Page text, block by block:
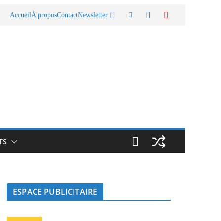
AccueilÀ proposContactNewsletter
ESPACE PUBLICITAIRE